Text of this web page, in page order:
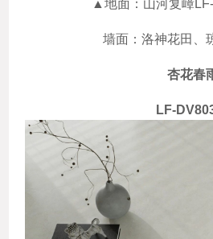
▲地面：山河复嶂
墙面：洛神花田、
杏花春
LF-